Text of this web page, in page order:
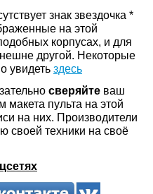
знак звездочка *
на этой
корпусах, и для
другой. Некоторые
увидеть здесь
сверяйте ваш
макета пульта на этой
на них. Производители
своей техники на своё